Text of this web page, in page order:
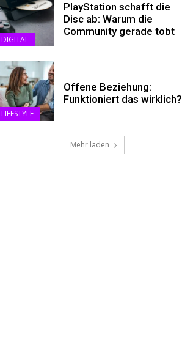
DIGITAL
PlayStation schafft die
Disc ab: Warum die
Community gerade tobt
LIFESTYLE
Offene Beziehung:
Funktioniert das wirklich?
Mehr laden